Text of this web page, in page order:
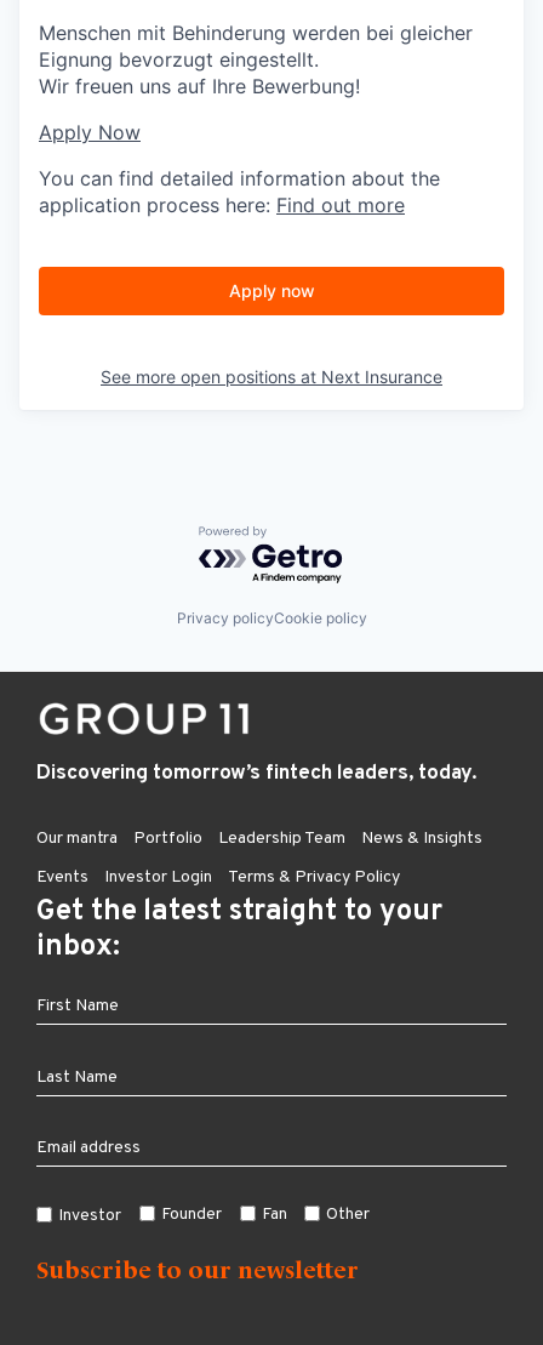
Menschen mit Behinderung werden bei gleicher
Eignung bevorzugt eingestellt.
Wir freuen uns auf Ihre Bewerbung!
Apply Now
You can find detailed information about the
application process here: Find out more
Apply now
See more open positions at Next Insurance
Powered by Getro.com
Privacy policyCookie policy
Discovering tomorrow’s fintech leaders, today.
Our mantra Portfolio Leadership Team
News & Insights
Events
Investor Login Terms & Privacy Policy
Get the latest straight to your
inbox:
Investor Founder Fan Other